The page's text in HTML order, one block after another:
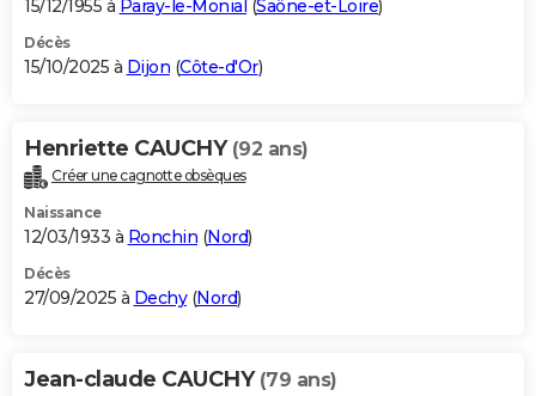
15/12/1955 à Paray-le-Monial (Saône-et-Loire)
Décès
15/10/2025 à Dijon (Côte-d'Or)
Henriette CAUCHY (92 ans)
Créer une cagnotte obsèques
Naissance
12/03/1933 à Ronchin (Nord)
Décès
27/09/2025 à Dechy(Nord)
Jean-claude CAUCHY (79 ans)